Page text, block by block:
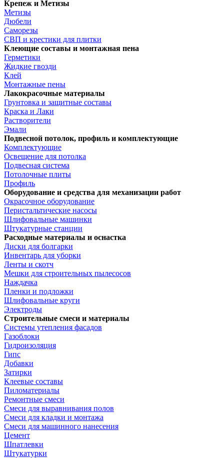
Крепеж и Метизы
Метизы
Дюбели
Саморезы
СВП и крестики для плитки
Клеющие составы и монтажная пена
Герметики
Жидкие гвозди
Клей
Монтажные пены
Лакокрасочные материалы
Грунтовка и защитные составы
Краска и Лаки
Растворители
Эмали
Подвесной потолок, профиль и комплектующие
Комплектующие
Освещение для потолка
Подвесная система
Потолочные плиты
Профиль
Оборудование и средства для механизации работ
Окрасочное оборудование
Перистальтические насосы
Шлифовальные машинки
Штукатурные станции
Расходные материалы и оснастка
Диски для болгарки
Инвентарь для уборки
Ленты и скотч
Мешки для строительных пылесосов
Наждачка
Пленки и подложки
Шлифовальные круги
Электроды
Строительные смеси и материалы
Системы утепления фасадов
Газоблоки
Гидроизоляция
Гипс
Добавки
Затирки
Клеевые составы
Пиломатериалы
Ремонтные смеси
Смеси для выравнивания полов
Смеси для кладки и монтажа
Смеси для машинного нанесения
Цемент
Шпатлевки
Штукатурки